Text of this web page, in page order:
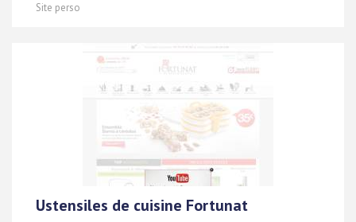
Site perso
Ustensiles de cuisine Fortunat